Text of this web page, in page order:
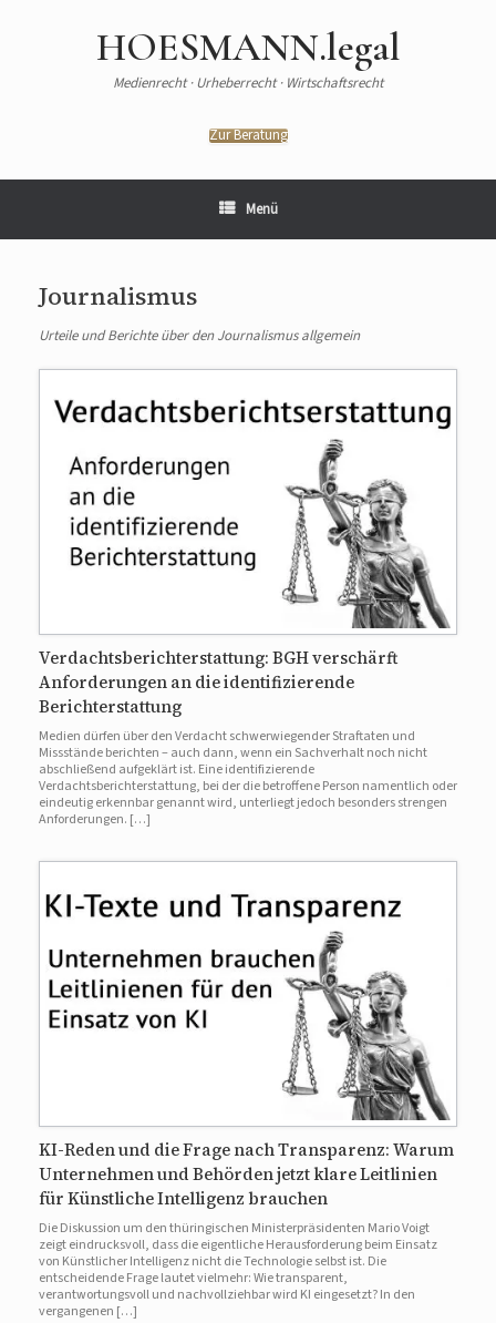
HOESMANN.legal
Medienrecht · Urheberrecht · Wirtschaftsrecht
Zur Beratung
Menü
Journalismus
Urteile und Berichte über den Journalismus allgemein
Verdachtsberichterstattung: BGH verschärft
Anforderungen an die identifizierende
Berichterstattung
Medien dürfen über den Verdacht schwerwiegender Straftaten und
Missstände berichten – auch dann, wenn ein Sachverhalt noch nicht
abschließend aufgeklärt ist. Eine identifizierende
Verdachtsberichterstattung, bei der die betroffene Person namentlich oder
eindeutig erkennbar genannt wird, unterliegt jedoch besonders strengen
Anforderungen. […]
KI-Reden und die Frage nach Transparenz: Warum
Unternehmen und Behörden jetzt klare Leitlinien
für Künstliche Intelligenz brauchen
Die Diskussion um den thüringischen Ministerpräsidenten Mario Voigt
zeigt eindrucksvoll, dass die eigentliche Herausforderung beim Einsatz
von Künstlicher Intelligenz nicht die Technologie selbst ist. Die
entscheidende Frage lautet vielmehr: Wie transparent,
verantwortungsvoll und nachvollziehbar wird KI eingesetzt? In den
vergangenen […]